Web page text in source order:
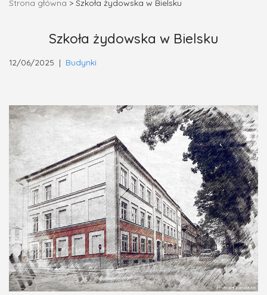
Strona główna > Szkoła żydowska w Bielsku
Szkoła żydowska w Bielsku
12/06/2025 Budynki